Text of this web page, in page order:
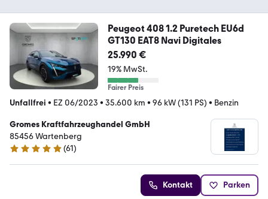
Peugeot 408 1.2 Puretech EU6d
GT130 EAT8 Navi Digitales
25.990 €
19% MwSt.
Fairer Preis
Unfallfrei • EZ 06/2023 • 35.600 km • 96 kW (131 PS) • Benzin
Gromes Kraftfahrzeughandel GmbH
85456 Wartenberg
5 Sterne
(61)
Kontakt Parken